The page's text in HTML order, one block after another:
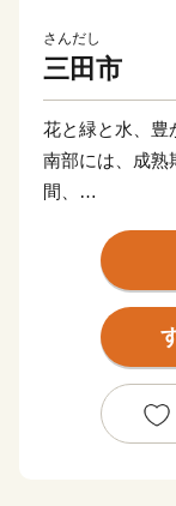
さんだし
三田市
花と緑と水、豊
南部には、成熟
間、
広がっています
また、市街地
下町の歴史を語
色合いが混ざり
三田のまちの